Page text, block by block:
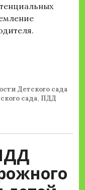
в
Детского сада
сада, ПДД